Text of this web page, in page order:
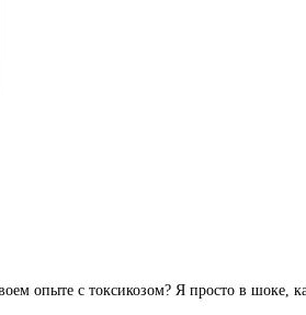
опыте с токсикозом? Я просто в шоке,